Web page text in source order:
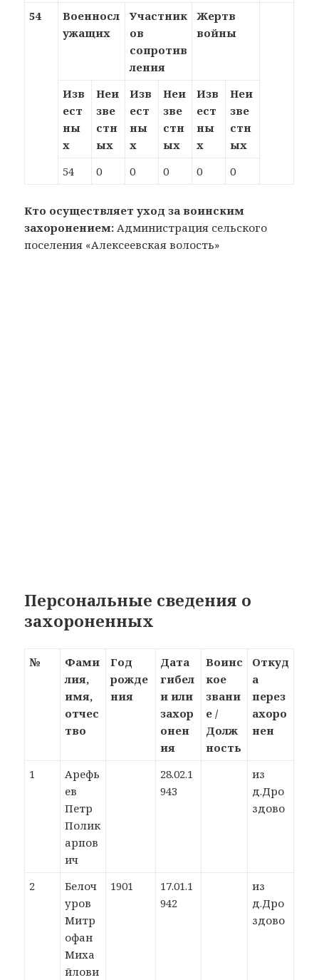
54
Военносл
ужащих
Участник
ов
сопротив
ления
Жертв
войны
Изв
ест
ны
х
Неи
зве
стн
ых
Изв
ест
ны
х
Неи
зве
стн
ых
Изв
ест
ны
х
Неи
зве
стн
ых
54
0 0 0 0 0
Кто осуществляет уход за воинским
захоронением: Администрация сельского
поселения «Алексеевская волость»
Персональные сведения о
захороненных
№
Фами
лия,
имя,
отчес
тво
Год
рожде
ния
Дата
гибел
и или
захор
онен
ия
Воинс
кое
звани
е /
Долж
ность
Откуд
а
перез
ахоро
нен
1
Арефь
ев
Петр
Полик
арпов
ич
28.02.1
943
из
д.Дро
здово
2
Белоч
уров
Митр
офан
Миха
йлови
1901
17.01.1
942
из
д.Дро
здово